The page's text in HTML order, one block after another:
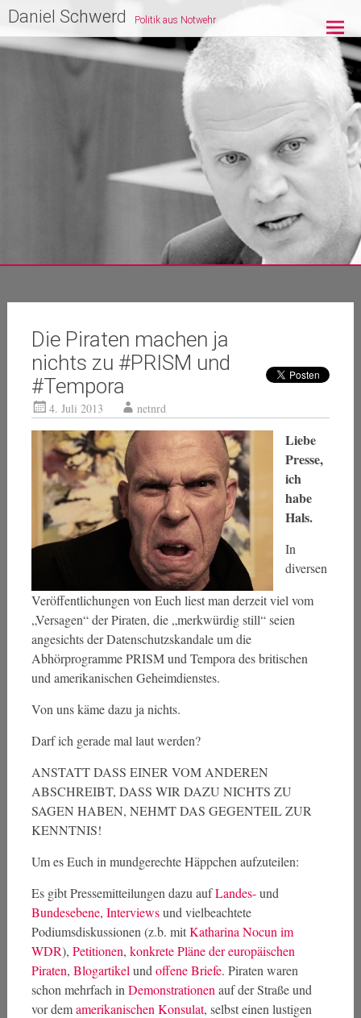
Zum
Inhalt
springen
Daniel Schwerd Politik aus Notwehr
Die Piraten machen ja
nichts zu #PRISM und
#Tempora
4. Juli 2013 netnrd
Liebe
Presse,
ich
habe
Hals.
In
diversen
Veröffentlichungen von Euch liest man derzeit viel vom
„Versagen“ der Piraten, die „merkwürdig still“ seien
angesichts der Datenschutzskandale um die
Abhörprogramme PRISM und Tempora des britischen
und amerikanischen Geheimdienstes.
Von uns käme dazu ja nichts.
Darf ich gerade mal laut werden?
ANSTATT DASS EINER VOM ANDEREN
ABSCHREIBT, DASS WIR DAZU NICHTS ZU
SAGEN HABEN, NEHMT DAS GEGENTEIL ZUR
KENNTNIS!
Um es Euch in mundgerechte Häppchen aufzuteilen:
Es gibt Pressemitteilungen dazu aufLandes-und
Bundesebene, Interviewsund vielbeachtete
Podiumsdiskussionen (z.b. mitKatharina Nocun im
WDR), Petitionen, konkrete Pläne der europäischen
Piraten, Blogartikel und offene Briefe. Piraten waren
schon mehrfach in Demonstrationen auf der Straße und
vor demamerikanischen Konsulat, selbst einen lustigen